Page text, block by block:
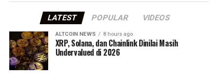
LATEST POPULAR VIDEOS
ALTCOIN NEWS 8 hours ago
XRP, Solana, dan Chainlink Dinilai Masih
Undervalued di 2026